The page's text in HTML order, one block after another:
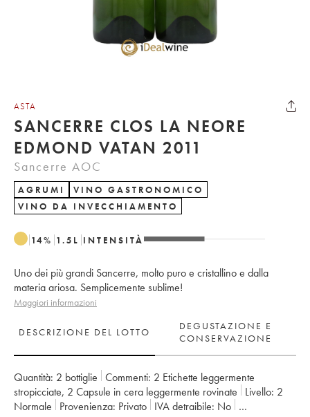
ASTA
SANCERRE CLOS LA NEORE
EDMOND VATAN 2011
Sancerre AOC
AGRUMI
VINO GASTRONOMICO
VINO DA INVECCHIAMENTO
14% 1.5 L INTENSITÀ
Uno dei più grandi Sancerre, molto puro e cristallino e dalla
materia ariosa. Semplicemente sublime!
Maggiori informazioni
DESCRIZIONE DEL LOTTO
DEGUSTAZIONE E
CONSERVAZIONE
Quantità: 2 bottiglie Commenti: 2 Etichette leggermente
stropicciate, 2 Capsule in cera leggermente rovinate Livello: 2
Normale
Provenienza: privato IVA detraibile:
no